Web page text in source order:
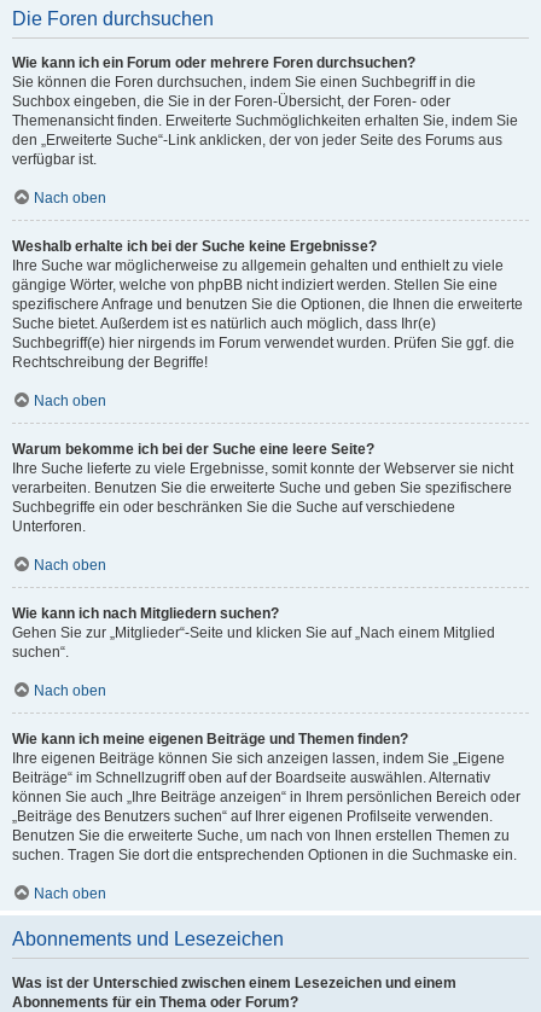
Die Foren durchsuchen
Wie kann ich ein Forum oder mehrere Foren durchsuchen?
Sie können die Foren durchsuchen, indem Sie einen Suchbegriff in die
Suchbox eingeben, die Sie in der Foren-Übersicht, der Foren- oder
Themenansicht finden. Erweiterte Suchmöglichkeiten erhalten Sie, indem Sie
den „Erweiterte Suche“-Link anklicken, der von jeder Seite des Forums aus
verfügbar ist.
Nach oben
Weshalb erhalte ich bei der Suche keine Ergebnisse?
Ihre Suche war möglicherweise zu allgemein gehalten und enthielt zu viele
gängige Wörter, welche von phpBB nicht indiziert werden. Stellen Sie eine
spezifischere Anfrage und benutzen Sie die Optionen, die Ihnen die erweiterte
Suche bietet. Außerdem ist es natürlich auch möglich, dass Ihr(e)
Suchbegriff(e) hier nirgends im Forum verwendet wurden. Prüfen Sie ggf. die
Rechtschreibung der Begriffe!
Nach oben
Warum bekomme ich bei der Suche eine leere Seite?
Ihre Suche lieferte zu viele Ergebnisse, somit konnte der Webserver sie nicht
verarbeiten. Benutzen Sie die erweiterte Suche und geben Sie spezifischere
Suchbegriffe ein oder beschränken Sie die Suche auf verschiedene
Unterforen.
Nach oben
Wie kann ich nach Mitgliedern suchen?
Gehen Sie zur „Mitglieder“-Seite und klicken Sie auf „Nach einem Mitglied
suchen“.
Nach oben
Wie kann ich meine eigenen Beiträge und Themen finden?
Ihre eigenen Beiträge können Sie sich anzeigen lassen, indem Sie „Eigene
Beiträge“ im Schnellzugriff oben auf der Boardseite auswählen. Alternativ
können Sie auch „Ihre Beiträge anzeigen“ in Ihrem persönlichen Bereich oder
„Beiträge des Benutzers suchen“ auf Ihrer eigenen Profilseite verwenden.
Benutzen Sie die erweiterte Suche, um nach von Ihnen erstellen Themen zu
suchen. Tragen Sie dort die entsprechenden Optionen in die Suchmaske ein.
Nach oben
Abonnements und Lesezeichen
Was ist der Unterschied zwischen einem Lesezeichen und einem
Abonnements für ein Thema oder Forum?